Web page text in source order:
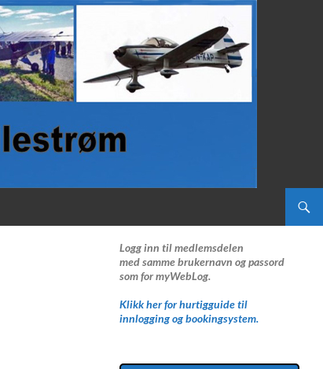
Logg inn til medlemsdelen
med samme brukernavn og passord
som for myWebLog.
Klikk her for hurtigguide til
innlogging og bookingsystem.